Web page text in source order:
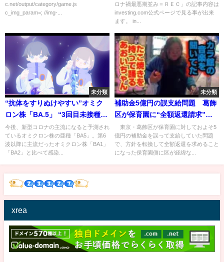
c.net/output/category/game.js
c_img_param=; //img-...
ロナ禍最悪期並み＝ＲＥＣ」の記事内容は
investing.com公式ページで見る事が出来
ます。 in...
未分類
“抗体をすりぬけやすい”オミク
ロン株「BA.5」 “3回目未接種
者”今からでもワクチン打つべ
き?医師が解説｜TBS NEWS DIG
今後、新型コロナの主流になると予測され
ているオミクロン株の亜種「BA5」。第6
波以降に主流だったオミクロン株「BA1」
「BA2」と比べて感染...
未分類
補助金5億円の誤支給問題 葛飾
区が保育園に“全額返還請求”を
謝罪、理解求める
東京・葛飾区が保育園に対しておよそ5
億円の補助金を誤って支給していた問題
で、方針を転換して全額返還を求めること
になった保育園側に区が経緯な...
xrea